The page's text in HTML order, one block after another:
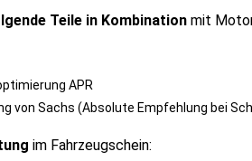
Teile in Kombination mit
APR
von Sachs (Absolute Empfehlung bei
im Fahrzeugschein: